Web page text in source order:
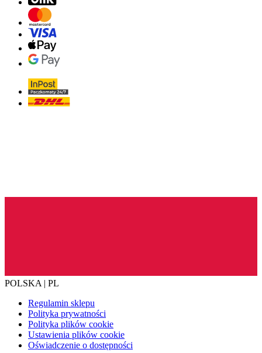
POLSKA | PL
Regulamin sklepu
Polityka prywatności
Polityka plików cookie
Ustawienia plików cookie
Oświadczenie o dostępności